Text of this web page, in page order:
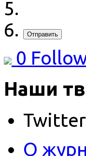
Отправить
0
Наши
О